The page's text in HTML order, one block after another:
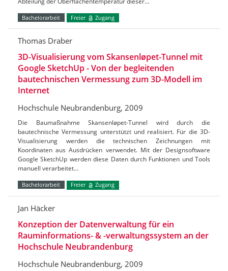
Bachelorarbeit Freier Zugang
Thomas Draber
3D-Visualisierung vom Skansenløpet-Tunnel mit
Google SketchUp - Von der begleitenden
bautechnischen Vermessung zum 3D-Modell im
Internet
Hochschule Neubrandenburg, 2009
Die Baumaßnahme Skansenløpet-Tunnel wird durch die
bautechnische Vermessung unterstützt und realisiert. Für die 3D-
Visualisierung werden die technischen Zeichnungen mit
Koordinaten aus Ausdrücken verwendet. Mit der Designsoftware
Google SketchUp werden diese Daten durch Funktionen und Tools
manuell verarbeitet…
Bachelorarbeit Freier Zugang
Jan Häcker
Konzeption der Datenverwaltung für ein
Rauminformations- & -verwaltungssystem an der
Hochschule Neubrandenburg
Hochschule Neubrandenburg, 2009